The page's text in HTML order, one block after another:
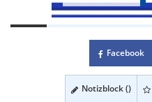
Facebook
Notizblock ()